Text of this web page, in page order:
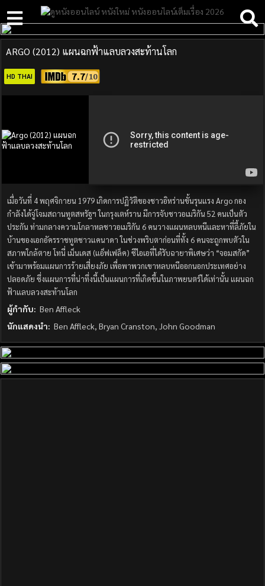
ARGO (2012) แผนฉกฟ้าแลบลวงสะท้านโลก
HD THAI 7.7
เมื่อวันที่ 4 พฤศจิกายน 1979 เกิดการปฏิวัติของชาวอิหร่านขั้นรุนแรง Argo กอง
กำลังได้จู่โจมสถานทูตสหรัฐฯ ในกรุงเตห์ราน มีการจับชาวอเมริกัน 52 คนเป็นตัว
ประกัน ท่ามกลางความโกลาหลชาวอเมริกัน 6 คนวางแผนหลบหนีและหาที่ลี้ภัยใน
บ้านของเอกอัครราชทูตชาวแคนาดา ในช่วงพริบตาก่อนที่ทั้ง 6 คนจะถูกพบตัวใน
สภาพใกล้ตาย โทนี่ เม็นเดส (แอ็ฟเฟล็ค) ซีไอเอที่ได้รับฉายาพิเศษว่า “จอมสกัด”
เข้ามาพร้อมแผนการร้ายเสี่ยงภัย เพื่อพาพวกเขาหลบหนีออกนอกประเทศอย่าง
ปลอดภัย ซึ่งแผนการที่น่าทึ่งนี้เป็นแผนการที่เกิดขึ้นในภาพยนตร์ได้เท่านั้น แผนฉก
ฟ้าแลบลวงสะท้านโลก
ผู้กำกับ: Ben Affleck
นักแสดงนำ: Ben Affleck, Bryan Cranston, John Goodman